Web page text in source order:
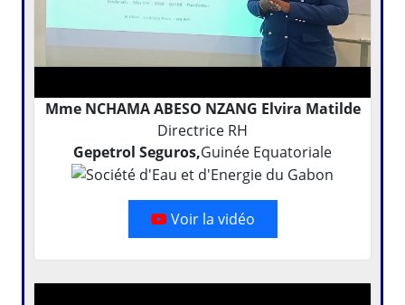
Mme NCHAMA ABESO NZANG Elvira Matilde
Directrice RH
Gepetrol Seguros,Guinée Equatoriale
Voir la vidéo